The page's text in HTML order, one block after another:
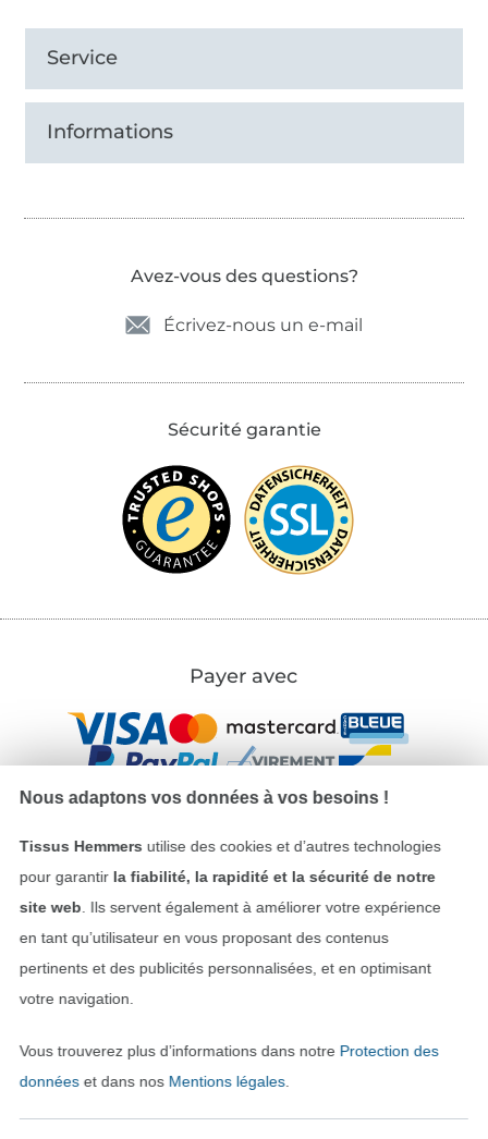
Service
Informations
Avez-vous des questions?
Écrivez-nous un e-mail
Sécurité garantie
Payer avec
Nos partenaires logistiques
Mentions légales
Passer à la boutique allemande
Nous adaptons vos données à vos besoins !
Tissus Hemmers utilise des cookies et d’autres technologies
pour garantir la fiabilité, la rapidité et la sécurité de notre
site web . Ils servent également à améliorer votre expérience
en tant qu’utilisateur en vous proposant des contenus
pertinents et des publicités personnalisées, et en optimisant
votre navigation.
Vous trouverez plus d’informations dans notre Protection des
donnéeset dans nos Mentions légales.